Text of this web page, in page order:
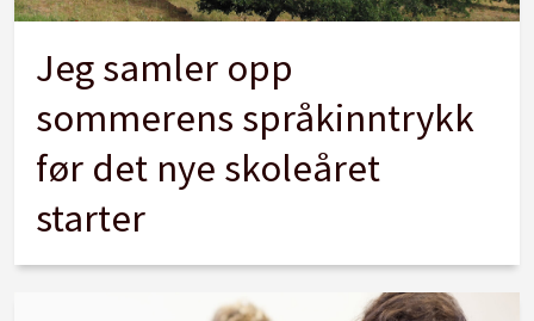
Jeg samler opp
sommerens språkinntrykk
før det nye skoleåret
starter